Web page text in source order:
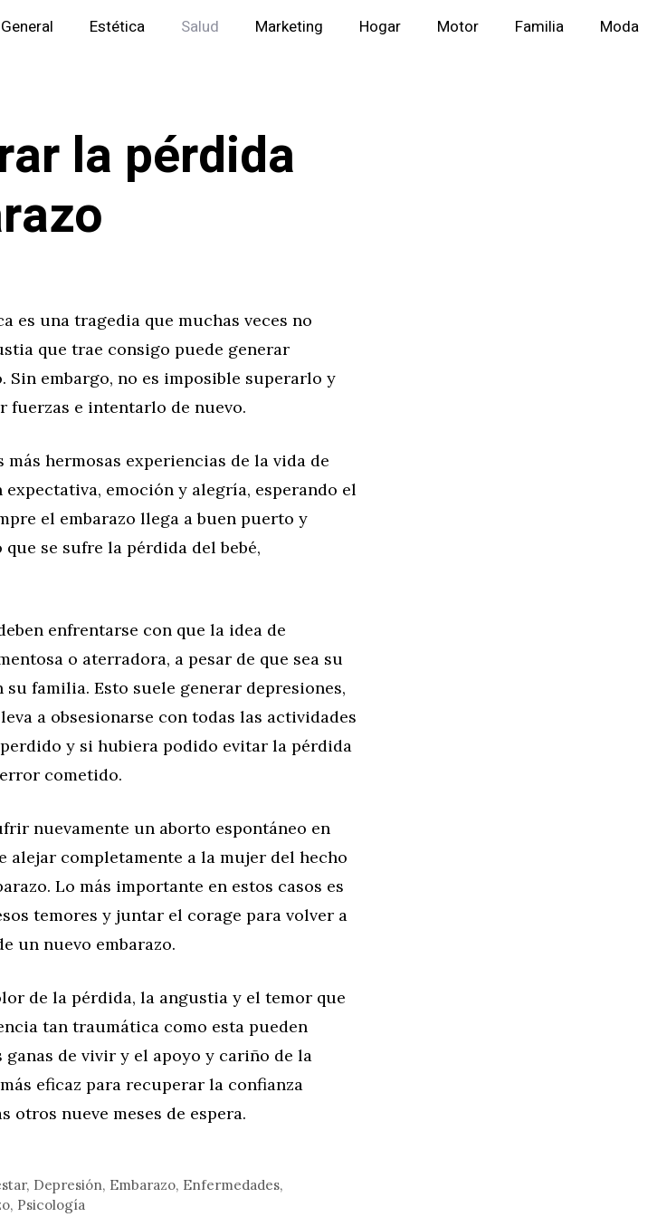
General Estética Salud Marketing Hogar Motor Familia Moda
la pérdida
es una tragedia que muchas veces no
que trae consigo puede generar
Sin embargo, no es imposible superarlo y
fuerzas e intentarlo de nuevo.
hermosas experiencias de la vida de
emoción y alegría, esperando el
el embarazo llega a buen puerto y
se sufre la pérdida del bebé,
enfrentarse con que la idea de
o aterradora, a pesar de que sea su
familia. Esto suele generar depresiones,
a obsesionarse con todas las actividades
y si hubiera podido evitar la pérdida
cometido.
nuevamente un aborto espontáneo en
alejar completamente a la mujer del hecho
Lo más importante en estos casos es
temores y juntar el corage para volver a
un nuevo embarazo.
de la pérdida, la angustia y el temor que
tan traumática como esta pueden
de vivir y el apoyo y cariño de la
eficaz para recuperar la confianza
otros nueve meses de espera.
, Depresión, Embarazo, Enfermedades,
, Psicología